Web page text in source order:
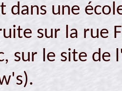
dans une
sur la rue
sur le site de